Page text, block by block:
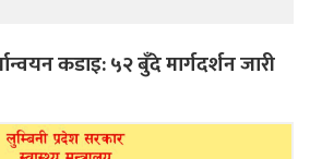
कडाइ: ५२ बुँदे मार्गदर्शन जारी